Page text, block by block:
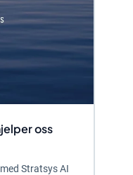
oss
Stratsys AI